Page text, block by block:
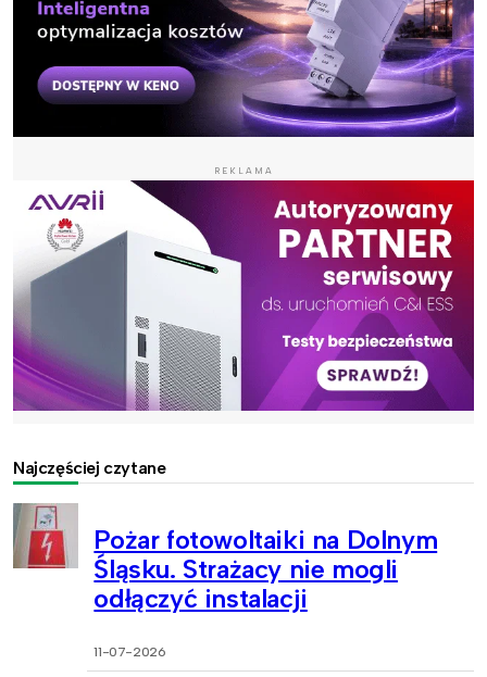
REKLAMA
Najczęściej czytane
Pożar fotowoltaiki na Dolnym
Śląsku. Strażacy nie mogli
odłączyć instalacji
11-07-2026